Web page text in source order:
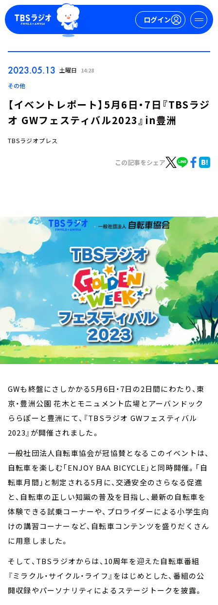
ログイン
お知らせ
イベント・グッズ
YouTube
会社情報
2023.05.13 土曜日 14:28
その他
【イベントレポート】5月6日・7日『TBSラジ
オ GWフェスティバル2023』in豊洲
TBSラジオプレス
この記事をシェア
GWも終盤にさしかかる5月6日・7日の2日間にわたり、東
京・豊洲公園 花木とモニュメント広場とアーバンドック
ららぽーと豊洲にて、『TBSラジオ GWフェスティバル
2023』が開催されました。
一般社団法人自転車協会が冠協賛となるこのイベントは、
自転車を楽しむ「ENJOY BAA BICYCLE」と同時開催。「自
転車月間」と制定される5月に、交通安全のさらなる促進
と、自転車の正しい知識の普及を目指し、最新の自転車を
体験できる試乗コーナーや、プロライダーによる小学生向
けの講習コーナーなど、自転車コンテンツを盛りだくさん
に用意しました。
そして、TBSラジオからは、10周年を迎えた自転車番組
『ミラクル・サイクル・ライフ』をはじめとした、番組の公
開収録やパーソナリティによるステージトークを披露。